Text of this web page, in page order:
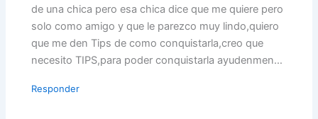
de una chica pero esa chica dice que me quiere pero
solo como amigo y que le parezco muy lindo,quiero
que me den Tips de como conquistarla,creo que
necesito TIPS,para poder conquistarla ayudenmen…
Responder